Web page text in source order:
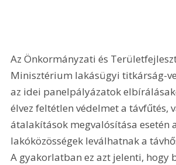
Az Önkormányzati és
Minisztérium lakásügyi titkárság-
az idei panelpályázatok
élvez feltétlen védelmet a távfűtés,
átalakítások megvalósítása esetén a
lakóközösségek leválhatnak a
A gyakorlatban ez azt jelenti, hogy